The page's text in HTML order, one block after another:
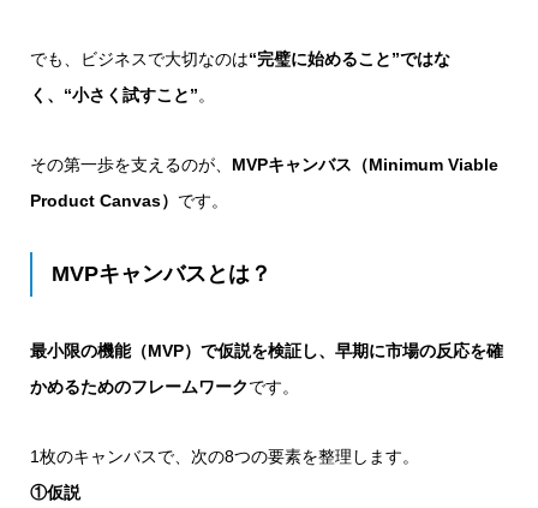
でも、ビジネスで大切なのは“完璧に始めること”ではな
く、“小さく試すこと”。
その第一歩を支えるのが、 MVPキャンバス（Minimum Viable
Product Canvas） です。
MVPキャンバスとは？
最小限の機能（MVP）で仮説を検証し、早期に市場の反応を確
かめるためのフレームワークです。
1枚のキャンバスで、次の8つの要素を整理します。
①仮説